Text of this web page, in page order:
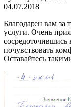
04.07.2018
Благодарен вам за
услуги. Очень
сосредоточившись
почувствовать
Оставайтесь